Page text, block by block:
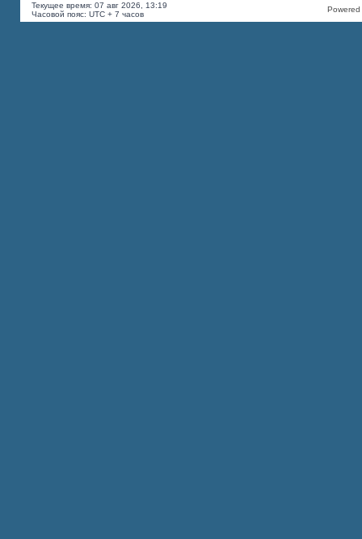
Текущее время: 07 авг 2026, 13:19
Часовой пояс: UTC + 7 часов